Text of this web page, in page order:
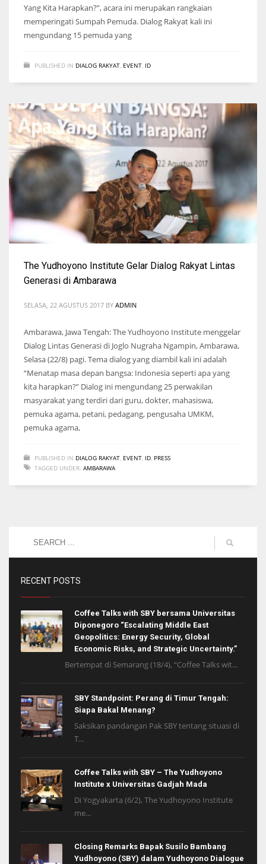
Yang Kita Harapkan?”, acara ini merupakan rangkaian
memperingati Sumpah Pemuda. Dialog Rakyat kali ini
mengundang 15 pemuda yang
PUBLISHED IN DIALOG RAKYAT EVENT ID
The Yudhoyono Institute Gelar Dialog Rakyat Lintas
Generasi di Ambarawa
SELASA, 22 AGUSTUS 2017 BY ADMIN
Ambarawa, Jawa Tengah: The Yudhoyono Institute menggelar
Dialog Lintas Generasi di Joglo Nugraha Ngampin, Ambarawa,
Selasa (22/8) pagi. Tema dialog yang diambil kali ini adalah
“Menatap masa depan bangsa: Indonesia seperti apa yang
kita harapkan?” Dialog ini mengundang 25 perwakilan
masyarakat yang terdiri dari guru, dokter, mahasiswa,
pemuka agama, petani, pedagang, pengusaha UMKM,
pemuka agama,
PUBLISHED IN DIALOG RAKYAT EVENT ID PRESS
TAGGED UNDER: AMBARAWA
RECENT POSTS
Coffee Talks with SBY bersama Universitas
Diponegoro “Escalating Middle East
Geopolitics: Energy Security, Global
Economic Risks, and Strategic Uncertainty.”
Bertempat di Semarang (18/4), “Coffee Talks wit...
SBY Standpoint: Perang di Timur Tengah:
Siapa Bakal Menang?
Saksikan pandangan Pak SBY tentang situasi di
T...
Coffee Talks with SBY – The Yudhoyono
Institute x Universitas Gadjah Mada
Di Yogyakarta (6/2), The Yudhoyono Institute
me...
Closing Remarks Bapak Susilo Bambang
Yudhoyono (SBY) dalam Yudhoyono Dialogue